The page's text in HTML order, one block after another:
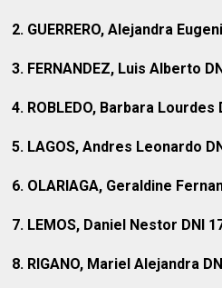
2. GUERRERO, Alejandra
3. FERNANDEZ, Luis Alberto
4. ROBLEDO, Barbara Lourdes
5. LAGOS, Andres Leonardo
6. OLARIAGA, Geraldine
7. LEMOS, Daniel Nestor DNI
8. RIGANO, Mariel Alejandra